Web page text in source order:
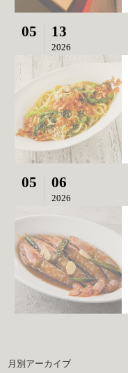
05 13
2026
05 06
2026
月別アーカイブ